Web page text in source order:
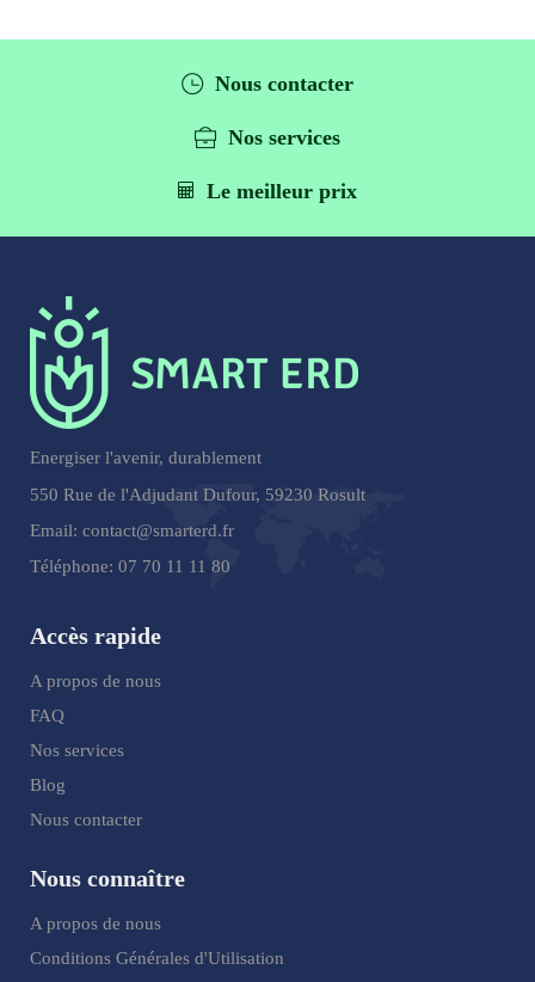
Nous contacter
Nos services
Le meilleur prix
Energiser l'avenir, durablement
550 Rue de l'Adjudant Dufour, 59230 Rosult
Email: contact@smarterd.fr
Téléphone: 07 70 11 11 80
Accès rapide
A propos de nous
FAQ
Nos services
Blog
Nous contacter
Nous connaître
A propos de nous
Conditions Générales d'Utilisation